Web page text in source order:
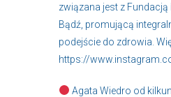
związana jest z Fundacją
Bądź, promującą
podejście do zdrowia.
https://
Agata Wiedro od